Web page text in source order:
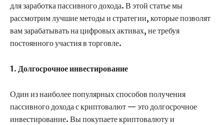
для заработка пассивного дохода. В этой статье мы
рассмотрим лучшие методы и стратегии, которые позволят
вам зарабатывать на цифровых активах, не требуя
постоянного участия в торговле.
1. Долгосрочное инвестирование
Один из наиболее популярных способов получения
пассивного дохода с криптовалют — это долгосрочное
инвестирование. Вы покупаете криптовалюту и